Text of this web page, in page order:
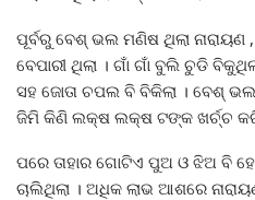
ପୂର୍ବରୁ ବେଶ୍ ଭଲ ମଣିଷ ଥିଲା ନାରାୟଣ
ବେପାରୀ ଥିଲା । ଗାଁ ଗାଁ ବୁଲି ଚୁଡି
ସହ ଜୋତା ଚପଲ ବି ବିକିଲା । ବେଶ୍‌
ଜିମି କିଣି ଲକ୍ଷ ଲକ୍ଷ ଟଙ୍କ ଖର୍ଚ୍ଚ
ପରେ ତାହାର ଗୋଟିଏ ପୁଅ ଓ ଝିଅ ବି
ଚାଲିଥିଲା । ଅଧିକ ଲାଭ ଆଶରେ